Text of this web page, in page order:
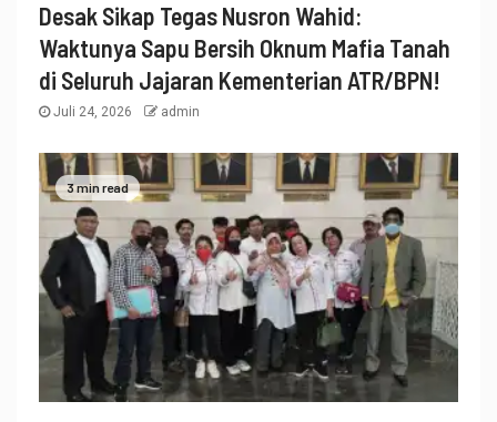
Desak Sikap Tegas Nusron Wahid:
Waktunya Sapu Bersih Oknum Mafia Tanah
di Seluruh Jajaran Kementerian ATR/BPN!
Juli 24, 2026 admin
3 min read